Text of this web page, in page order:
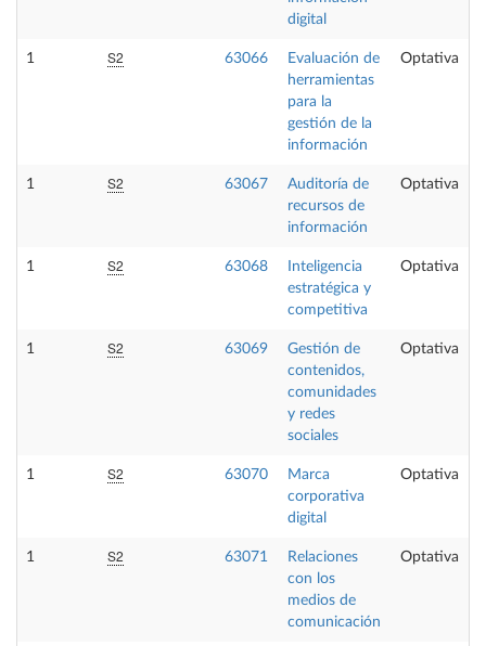
digital
1 S2 63066
Evaluación de
herramientas
para la
gestión de la
información
Optativa
1 S2 63067
Auditoría de
recursos de
información
Optativa
1 S2 63068
Inteligencia
estratégica y
competitiva
Optativa
1 S2 63069
Gestión de
contenidos,
comunidades
y redes
sociales
Optativa
1 S2 63070
Marca
corporativa
digital
Optativa
1 S2 63071
Relaciones
con los
medios de
comunicación
Optativa